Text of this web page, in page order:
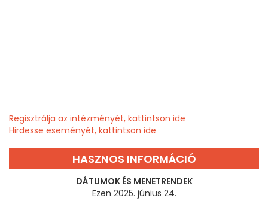
Regisztrálja az intézményét, kattintson ide
Hirdesse eseményét, kattintson ide
HASZNOS INFORMÁCIÓ
DÁTUMOK ÉS MENETRENDEK
Ezen 2025. június 24.